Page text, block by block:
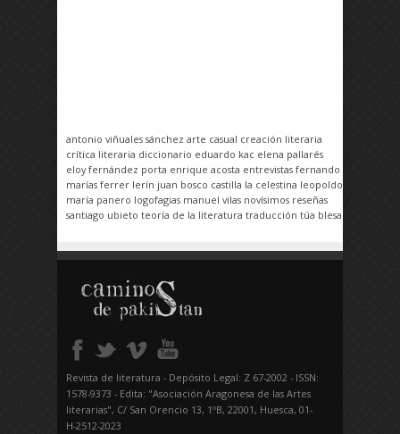
antonio viñuales sánchez arte casual creación literaria
crítica literaria diccionario eduardo kac elena pallarés
eloy fernández porta enrique acosta entrevistas fernando
marías ferrer lerín juan bosco castilla la celestina leopoldo
maría panero logofagias manuel vilas novísimos reseñas
santiago ubieto teoría de la literatura traducción túa blesa
Revista de literatura - Depósito Legal: Z 67-2002 - ISSN:
1578-9373 - Edita: "Asociación Aragonesa de las Artes
literarias", C/ San Orencio 13, 1ºB, 22001, Huesca, 01-
H-2512-2023